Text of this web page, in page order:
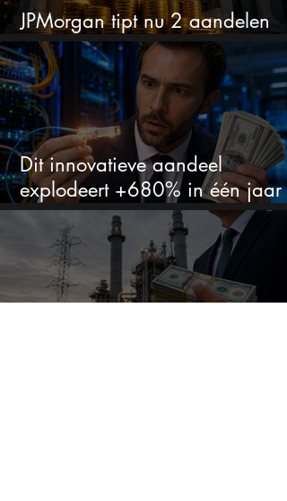
JPMorgan tipt nu 2 aandelen
voor augustus
Dit innovatieve aandeel
explodeert +680% in één jaar
en blijft maar stijgen